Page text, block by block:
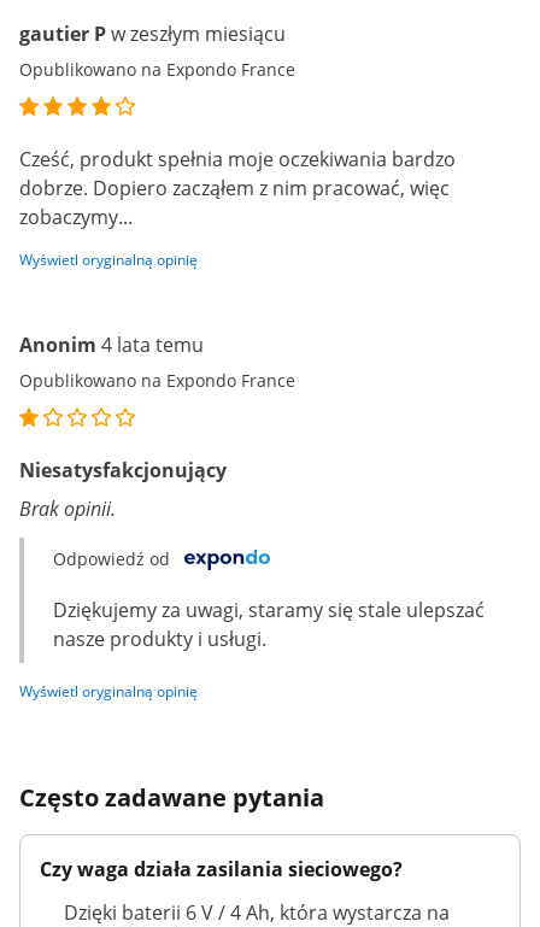
gautier Pw zeszłym miesiącu
Opublikowano na Expondo France
Cześć, produkt spełnia moje oczekiwania bardzo
dobrze. Dopiero zacząłem z nim pracować, więc
zobaczymy...
Wyświetl oryginalną opinię
Anonim 4 lata temu
Opublikowano na Expondo France
Niesatysfakcjonujący
Brak opinii.
Odpowiedź od
Dziękujemy za uwagi, staramy się stale ulepszać
nasze produkty i usługi.
Wyświetl oryginalną opinię
Często zadawane pytania
Czy waga działa zasilania sieciowego?
Dzięki baterii 6 V / 4 Ah, która wystarcza na